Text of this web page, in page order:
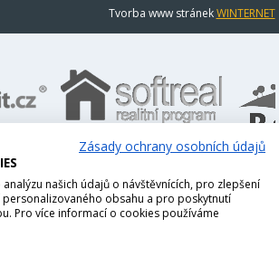
Tvorba www stránekWINTERNET
Zásady ochrany osobních údajů
našich údajů o návštěvnících, pro zlepšení
personalizovaného obsahu a pro poskytnutí
Pro více informací o cookies používáme